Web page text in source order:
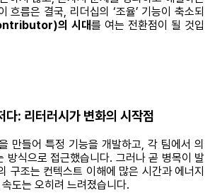
흐름은 결국, 리더십의 ‘조율’ 기능이 축소되
의 시대를 여는 전환점이 될 것입
다: 리터러시가 변화의 시작점
만들어 특정 기능을 개발하고, 각 팀에서 의
방식으로 접근했습니다. 그러나 곧 병목이 발
구조는 컨텍스트 이해에 많은 시간과 에너지
도는 오히려 느려졌습니다.